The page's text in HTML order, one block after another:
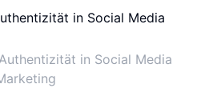
in Social Media